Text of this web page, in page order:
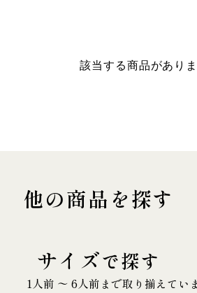
該当する商品がありま
他の商品を探す
サイズで探す
1人前 〜 6人前まで取り揃えてい